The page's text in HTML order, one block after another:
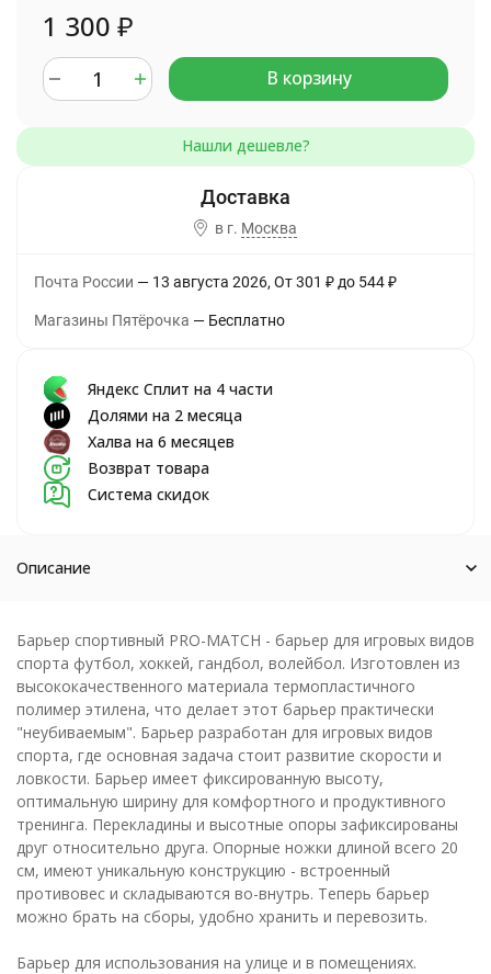
1 300 ₽
В корзину
в г. Москва
Почта России 13 августа 2026 От 301 ₽ до 544₽
Магазины Пятёрочка Бесплатно
Яндекс Сплит на 4 части
Долями на 2 месяца
Халва на 6 месяцев
Возврат товара
Система скидок
Описание
Барьер спортивный PRO-MATCH - барьер для игровых видов
спорта футбол, хоккей, гандбол, волейбол. Изготовлен из
высококачественного материала термопластичного
полимер этилена, что делает этот барьер практически
"неубиваемым". Барьер разработан для игровых видов
спорта, где основная задача стоит развитие скорости и
ловкости. Барьер имеет фиксированную высоту,
оптимальную ширину для комфортного и продуктивного
тренинга. Перекладины и высотные опоры зафиксированы
друг относительно друга. Опорные ножки длиной всего 20
см, имеют уникальную конструкцию - встроенный
противовес и складываются во-внутрь. Теперь барьер
можно брать на сборы, удобно хранить и перевозить.
Барьер для использования на улице и в помещениях.